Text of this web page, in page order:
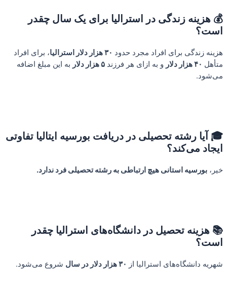
💰 هزینه زندگی در استرالیا برای یک سال چقدر
است؟
هزینه زندگی برای افراد مجرد حدود ۳۰ هزار دلار استرالیا
، برای افراد
متأهل ۴۰ هزار دلار و به ازای هر فرزند ۵ هزار دلار
به این مبلغ اضافه
می‌شود.
🎓 آیا رشته تحصیلی در دریافت بورسیه ایتالیا تفاوتی
ایجاد می‌کند؟
خیر، بورسیه استانی هیچ ارتباطی به رشته تحصیلی فرد ندارد.
📚 هزینه تحصیل در دانشگاه‌های استرالیا چقدر
است؟
شهریه دانشگاه‌های استرالیا از ۳۰ هزار دلار در سال شروع می‌شود.